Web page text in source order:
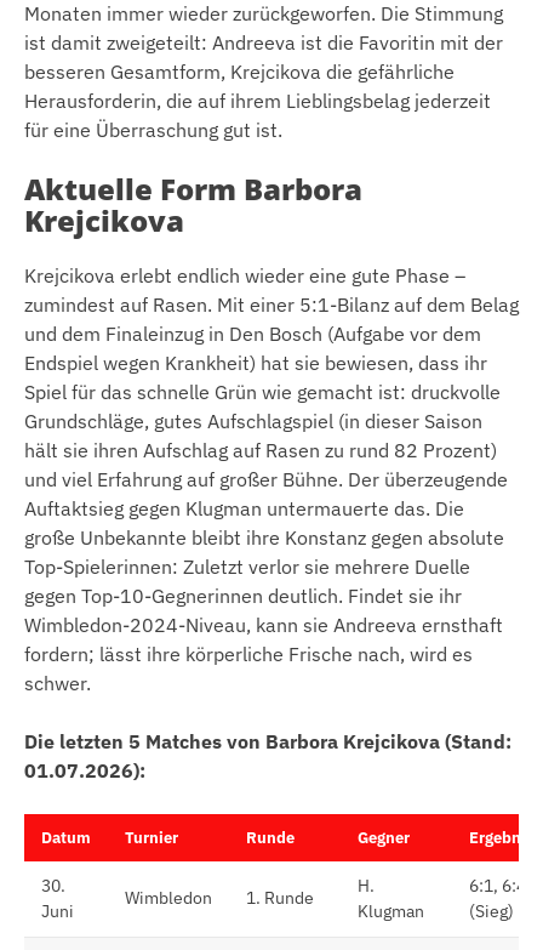
Monaten immer wieder zurückgeworfen. Die Stimmung
ist damit zweigeteilt: Andreeva ist die Favoritin mit der
besseren Gesamtform, Krejcikova die gefährliche
Herausforderin, die auf ihrem Lieblingsbelag jederzeit
für eine Überraschung gut ist.
Aktuelle Form Barbora
Krejcikova
Krejcikova erlebt endlich wieder eine gute Phase –
zumindest auf Rasen. Mit einer 5:1-Bilanz auf dem Belag
und dem Finaleinzug in Den Bosch (Aufgabe vor dem
Endspiel wegen Krankheit) hat sie bewiesen, dass ihr
Spiel für das schnelle Grün wie gemacht ist: druckvolle
Grundschläge, gutes Aufschlagspiel (in dieser Saison
hält sie ihren Aufschlag auf Rasen zu rund 82 Prozent)
und viel Erfahrung auf großer Bühne. Der überzeugende
Auftaktsieg gegen Klugman untermauerte das. Die
große Unbekannte bleibt ihre Konstanz gegen absolute
Top-Spielerinnen: Zuletzt verlor sie mehrere Duelle
gegen Top-10-Gegnerinnen deutlich. Findet sie ihr
Wimbledon-2024-Niveau, kann sie Andreeva ernsthaft
fordern; lässt ihre körperliche Frische nach, wird es
schwer.
Die letzten 5 Matches von Barbora Krejcikova (Stand:
01.07.2026):
Datum Turnier Runde Gegner Ergebnis
30.
Juni
Wimbledon 1. Runde
H.
Klugman
6:1, 6:4
(Sieg)